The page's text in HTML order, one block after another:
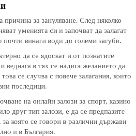
причина за зануляване. След няколко
уменията си и започват да залагат
почти винаги води до големи загуби.
да се ядосват и от познатите
веднага в тях се надига желанието да
се случва с повече залагания, които
последици.
на онлайн залози за спорт, казино
друг тип залози, е да се предпазите
за която се говори в различни държави
и в България.